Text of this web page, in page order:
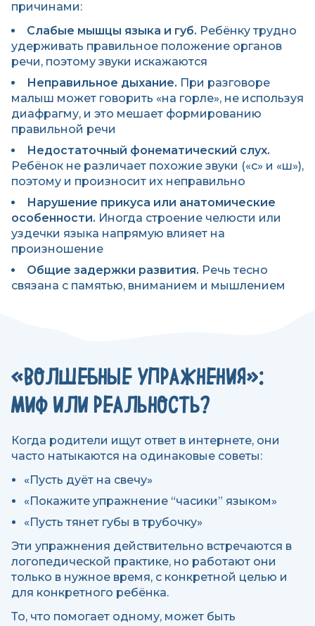
причинами:
Слабые мышцы языка и губ. Ребёнку трудно
удерживать правильное положение органов
речи, поэтому звуки искажаются
Неправильное дыхание. При разговоре
малыш может говорить «на горле», не используя
диафрагму, и это мешает формированию
правильной речи
Недостаточный фонематический слух.
Ребёнок не различает похожие звуки («с» и «ш»),
поэтому и произносит их неправильно
Нарушение прикуса или анатомические
особенности. Иногда строение челюсти или
уздечки языка напрямую влияет на
произношение
Общие задержки развития. Речь тесно
связана с памятью, вниманием и мышлением
«ВОЛШЕБНЫЕ УПРАЖНЕНИЯ»:
МИФ ИЛИ РЕАЛЬНОСТЬ?
Когда родители ищут ответ в интернете, они
часто натыкаются на одинаковые советы:
«Пусть дуёт на свечу»
«Покажите упражнение “часики” языком»
«Пусть тянет губы в трубочку»
Эти упражнения действительно встречаются в
логопедической практике, но работают они
только в нужное время, с конкретной целью и
для конкретного ребёнка.
То, что помогает одному, может быть